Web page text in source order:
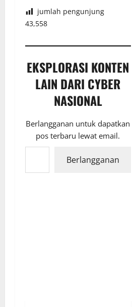
jumlah pengunjung
43,558
EKSPLORASI KONTEN
LAIN DARI CYBER
NASIONAL
Berlangganan untuk dapatkan
pos terbaru lewat email.
Ketikkan email Anda...
Berlangganan